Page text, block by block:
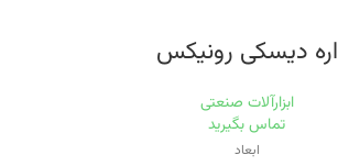
اره دیسکی رونیکس
ابزارآلات صنعتی
تماس بگیرید
ابعاد